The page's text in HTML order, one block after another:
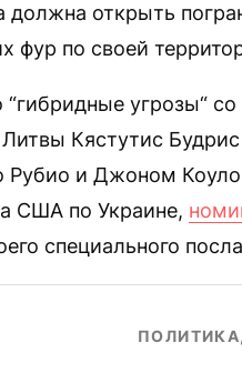
должна открыть
фур по своей
“гибридные угрозы“
Кястутис
Рубио и Джоном
США по Украине,
специального